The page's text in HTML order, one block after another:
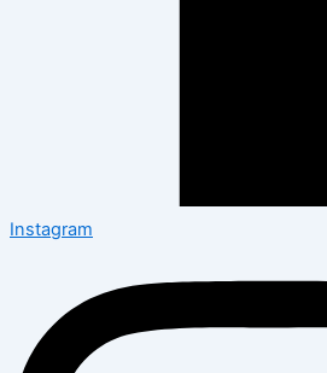
Instagram